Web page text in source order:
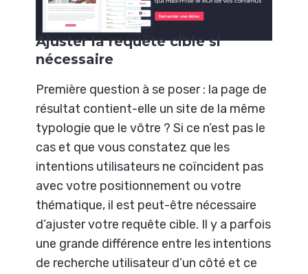
Ajuster la requête cible si
nécessaire
Première question à se poser : la page de
résultat contient-elle un site de la même
typologie que le vôtre ? Si ce n’est pas le
cas et que vous constatez que les
intentions utilisateurs ne coïncident pas
avec votre positionnement ou votre
thématique, il est peut-être nécessaire
d’ajuster votre requête cible. Il y a parfois
une grande différence entre les intentions
de recherche utilisateur d’un côté et ce